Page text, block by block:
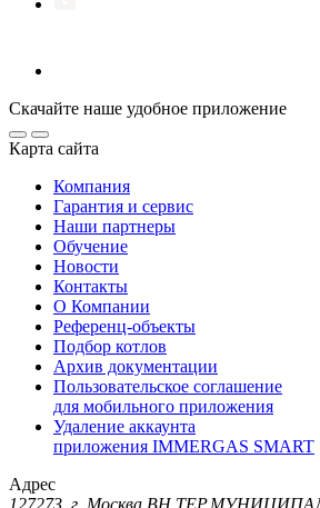
Скачайте наше удобное приложение
Карта сайта
Компания
Гарантия и сервис
Наши партнеры
Обучение
Новости
Контакты
О Компании
Референц-объекты
Подбор котлов
Архив документации
Пользовательское соглашение
для мобильного приложения
Удаление аккаунта
приложения IMMERGAS SMART
Адрес
127273, г. Москва